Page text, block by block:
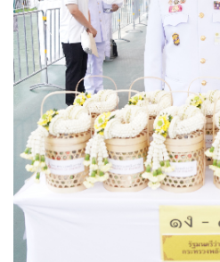
ฐานะกองทุนน้ำมันเชื้อเพลิง
สถิติรายงาน
ประกาศกระทรวง
ประกาศจัดซื้อจัดจ้างกระทรวงพลั
ข่าวจัดซื้อจัดจ้าง